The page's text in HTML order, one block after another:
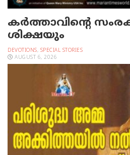
കർത്താവിന്റെ
ശിക്ഷയും
DEVOTIONS, SPECIAL STORIES
AUGUST 6, 2026